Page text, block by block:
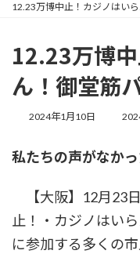
12.23万博中止！カジノはい
12.23万博
ん！御堂筋
2024年1月10日
最
新
:
私たちの声がなか
【大阪】12月23
止！・カジノはい
に参加する多くの